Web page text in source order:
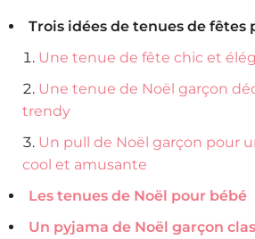
Trois idées de tenues de fêtes
Une tenue de fête chic et
Une tenue de Noël garçon
trendy
Un pull de Noël garçon pour
cool et amusante
Les tenues de Noël pour bébé
Un pyjama de Noël garçon